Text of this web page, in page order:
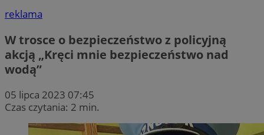
reklama
W trosce o bezpieczeństwo z policyjną
akcją „Kręci mnie bezpieczeństwo nad
wodą”
05 lipca 2023 07:45
Czas czytania: 2 min.